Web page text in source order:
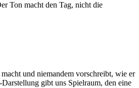
Ton macht den Tag, nicht die
und niemandem vorschreibt, wie er
gibt uns Spielraum, den eine